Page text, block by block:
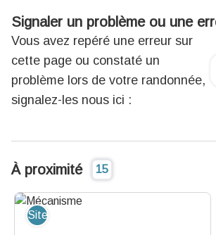
Signaler un problème ou une
Vous avez repéré une erreur sur
cette page ou constaté un
problème lors de votre randonnée,
signalez-les nous ici :
À proximité 15
Site de visite